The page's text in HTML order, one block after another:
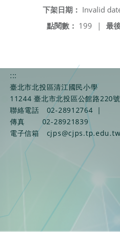
下架日期： Invalid
最
點閱數： 199 |
:::
臺北市北投區清江國民小學
11244 臺北市北投區公館路220號
聯絡電話
02-28912764
|
傳真
02-28921839
電子信箱
cjps@cjps.tp.edu.tw